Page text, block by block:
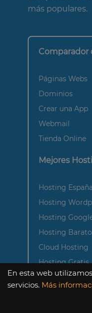
más populares.
Comparador
Páginas Webs
Dominios
Crear una App
Webmail
Tienda Online
Mejores
Hosting España
Hosting
Hosting
Hosting Barato
Cloud Hosting
Hosting Gratis
Sobre
En esta web
servicios. Más